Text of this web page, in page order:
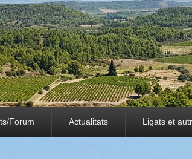
Forum Actualitats Ligats et